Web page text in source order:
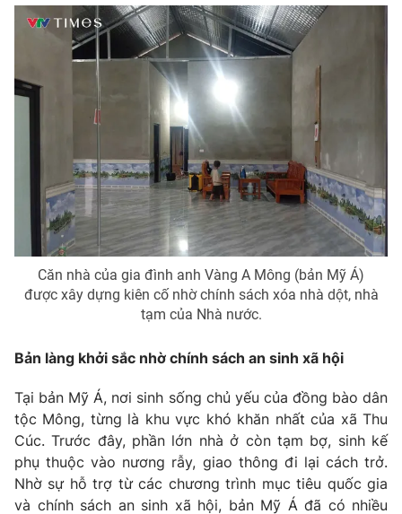
Căn nhà của gia đình anh Vàng A Mông (bản Mỹ Á)
được xây dựng kiên cố nhờ chính sách xóa nhà dột, nhà
tạm của Nhà nước.
Bản làng khởi sắc nhờ chính sách an sinh xã hội
Tại bản Mỹ Á, nơi sinh sống chủ yếu của đồng bào dân
tộc Mông, từng là khu vực khó khăn nhất của xã Thu
Cúc. Trước đây, phần lớn nhà ở còn tạm bợ, sinh kế
phụ thuộc vào nương rẫy, giao thông đi lại cách trở.
Nhờ sự hỗ trợ từ các chương trình mục tiêu quốc gia
và chính sách an sinh xã hội, bản Mỹ Á đã có nhiều